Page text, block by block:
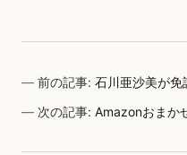
前の記事:石川亜沙美が免
次の記事:Amazonおまか